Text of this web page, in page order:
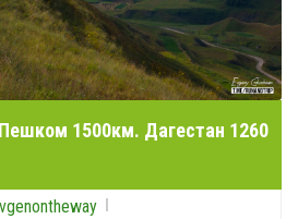
1500км. Дагестан 1260